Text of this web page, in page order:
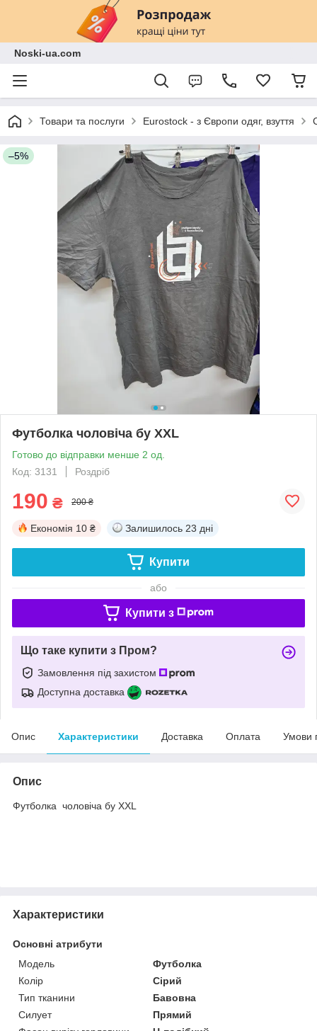
Noski-ua.com
Товари та послуги Eurostock - з Європи одяг, взуття
–5%
Футболка чоловіча бу XXL
Готово до відправки менше 2 од.
Код: 3131
Роздріб
190 ₴ 200 ₴
Економія 10 ₴ Залишилось 23 дні
Купити
або
Купити з
Що таке купити з Пром?
Замовлення під захистом
Доступна доставка
Опис Характеристики Доставка Оплата Умови
Опис
Футболка чоловіча бу XXL
Характеристики
Основні атрибути
Модель
Футболка
Колір
Сірий
Тип тканини
Бавовна
Силует
Прямий